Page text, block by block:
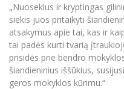
„Nuoseklus ir kryptingas
siekis juos pritaikyti
atsakymus apie tai, kas ir
tai padės kurti tvarią
prisidės prie bendro
šiandieninius iššūkius,
geros mokyklos kūrimu.“